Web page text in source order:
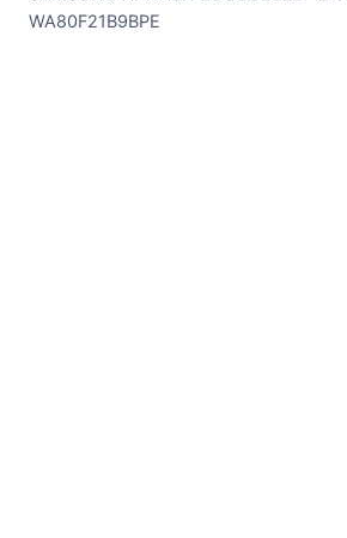
WA80F21B9BPE